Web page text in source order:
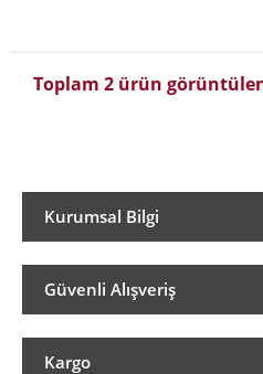
Toplam 2 ürün
Kurumsal Bilgi
Güvenli Alışveriş
Kargo